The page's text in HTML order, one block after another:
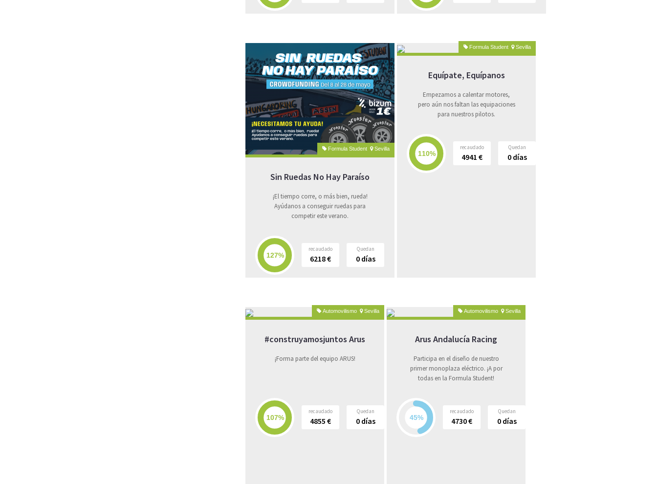
Formula Student Sevilla
Sin Ruedas No Hay Paraíso
¡El tiempo corre, o más bien, rueda!
Ayúdanos a conseguir ruedas para
competir este verano.
recaudado
6218€
Quedan
0 días
Formula Student Sevilla
Equípate, Equípanos
Empezamos a calentar motores,
pero aún nos faltan las equipaciones
para nuestros pilotos.
recaudado
4941 €
Quedan
0 días
Automovilismo Sevilla
#construyamosjuntos Arus
¡Forma parte del equipo ARUS!
recaudado
4855 €
Quedan
0 días
Automovilismo Sevilla
Arus Andalucía Racing
Participa en el diseño de nuestro
primer monoplaza eléctrico. ¡A por
todas en la Formula Student!
recaudado
4730€
Quedan
0 días